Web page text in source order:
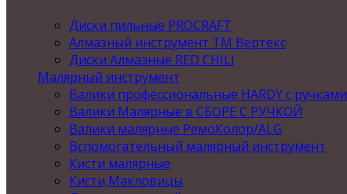
Диски пильные PROCRAFT
Алмазный инструмент ТМ Вертекс
Диски Алмазные RED CHILI
Малярный инструмент
Валики профессиональные HARDY с ручками
Валики Малярные в СБОРЕ С РУЧКОЙ
Валики малярные РемоКолор/ALG
Вспомогательный малярный инструмент
Кисти малярные
Кисти,Макловицы